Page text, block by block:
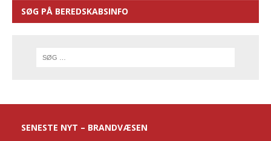
SØG PÅ BEREDSKABSINFO
SENESTE NYT – BRANDVÆSEN